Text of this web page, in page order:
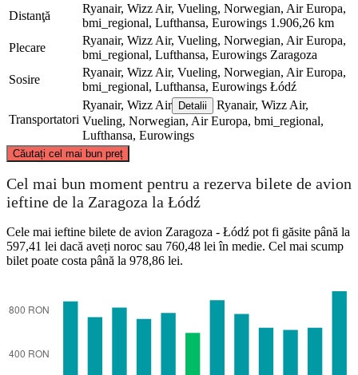
Distanţă
Ryanair, Wizz Air, Vueling, Norwegian, Air Europa,
bmi_regional, Lufthansa, Eurowings 1.906,26 km
Plecare
Ryanair, Wizz Air, Vueling, Norwegian, Air Europa,
bmi_regional, Lufthansa, Eurowings Zaragoza
Sosire
Ryanair, Wizz Air, Vueling, Norwegian, Air Europa,
bmi_regional, Lufthansa, Eurowings Łódź
Transportatori
Ryanair, Wizz Air Detalii
Ryanair, Wizz Air,
Vueling, Norwegian, Air Europa, bmi_regional,
Lufthansa, Eurowings
Căutați cel mai bun preț
©CARTO
Cel mai bun moment pentru a rezerva bilete de avion
ieftine de la Zaragoza la Łódź
Cele mai ieftine bilete de avion Zaragoza - Łódź pot fi găsite până la
597,41 lei dacă aveți noroc sau 760,48 lei în medie. Cel mai scump
bilet poate costa până la 978,86 lei.